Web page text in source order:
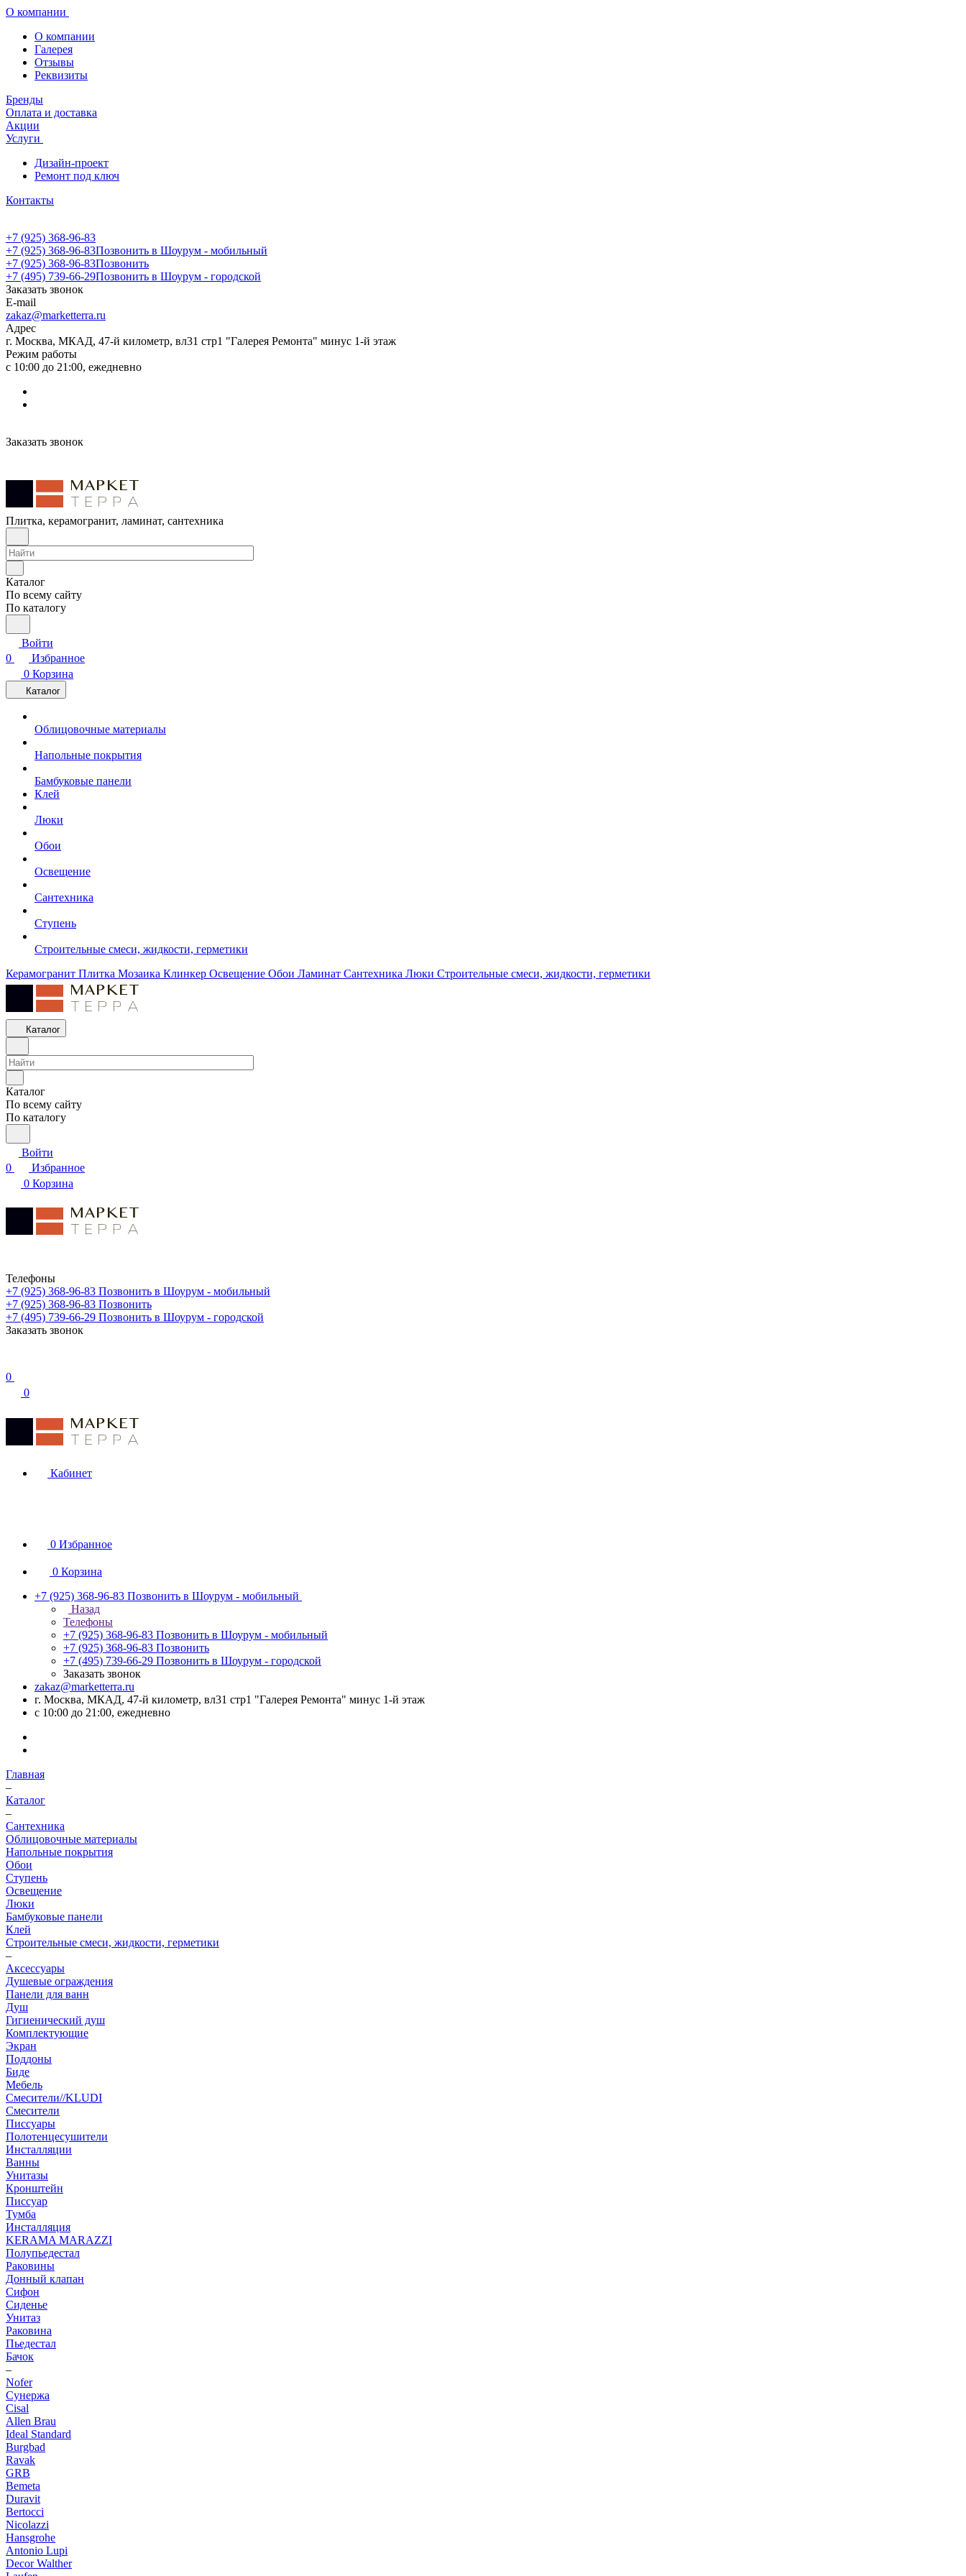
О компании
О компании
Галерея
Отзывы
Реквизиты
Бренды
Оплата и доставка
Акции
Услуги
Дизайн-проект
Ремонт под ключ
Контакты
+7 (925) 368-96-83
+7 (925) 368-96-83Позвонить в Шоурум - мобильный
+7 (925) 368-96-83Позвонить
+7 (495) 739-66-29Позвонить в Шоурум - городской
Заказать звонок
E-mail
zakaz@marketterra.ru
Адрес
г. Москва, МКАД, 47-й километр, вл31 стр1 "Галерея Ремонта" минус 1-й этаж
Режим работы
с 10:00 до 21:00, ежедневно
Заказать звонок
Плитка, керамогранит, ламинат, сантехника
Каталог
По всему сайту
По каталогу
Войти
0
Избранное
0 Корзина
Каталог
Облицовочные материалы
Напольные покрытия
Бамбуковые панели
Клей
Люки
Обои
Освещение
Сантехника
Ступень
Строительные смеси, жидкости, герметики
Керамогранит Плитка Мозаика Клинкер Освещение Обои Ламинат Сантехника Люки Строительные смеси, жидкости, герметики
Каталог
Каталог
По всему сайту
По каталогу
Войти
0
Избранное
0 Корзина
Телефоны
+7 (925) 368-96-83 Позвонить в Шоурум - мобильный
+7 (925) 368-96-83 Позвонить
+7 (495) 739-66-29 Позвонить в Шоурум - городской
Заказать звонок
0
0
Кабинет
0 Избранное
0 Корзина
+7 (925) 368-96-83 Позвонить в Шоурум - мобильный
Назад
Телефоны
+7 (925) 368-96-83 Позвонить в Шоурум - мобильный
+7 (925) 368-96-83 Позвонить
+7 (495) 739-66-29 Позвонить в Шоурум - городской
Заказать звонок
zakaz@marketterra.ru
г. Москва, МКАД, 47-й километр, вл31 стр1 "Галерея Ремонта" минус 1-й этаж
с 10:00 до 21:00, ежедневно
Главная
–
Каталог
–
Сантехника
Облицовочные материалы
Напольные покрытия
Обои
Ступень
Освещение
Люки
Бамбуковые панели
Клей
Строительные смеси, жидкости, герметики
–
Аксессуары
Душевые ограждения
Панели для ванн
Душ
Гигиенический душ
Комплектующие
Экран
Поддоны
Биде
Мебель
Смесители//KLUDI
Смесители
Писсуары
Полотенцесушители
Инсталляции
Ванны
Унитазы
Кронштейн
Писсуар
Тумба
Инсталляция
KERAMA MARAZZI
Полупьедестал
Раковины
Донный клапан
Сифон
Сиденье
Унитаз
Раковина
Пьедестал
Бачок
–
Nofer
Сунержа
Cisal
Allen Brau
Ideal Standard
Burgbad
Ravak
GRB
Bemeta
Duravit
Bertocci
Nicolazzi
Hansgrohe
Antonio Lupi
Decor Walther